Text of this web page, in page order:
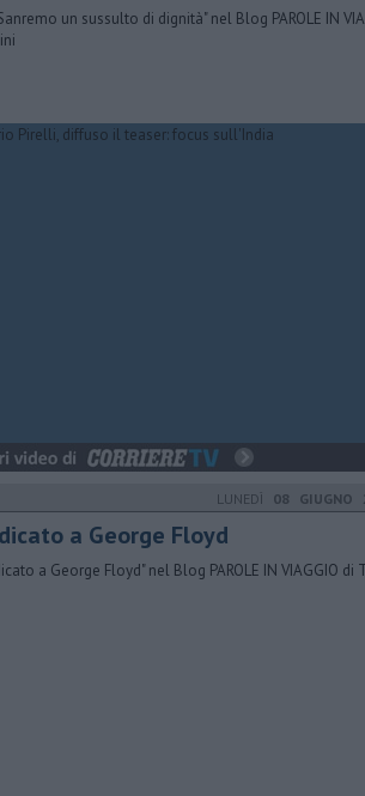
un sussulto di dignità" nel Blog PAROLE IN
LUNEDÌ 08 GIUGNO
a George Floyd
a George Floyd" nel Blog PAROLE IN VIAGGIO di